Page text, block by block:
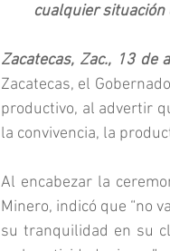
cualquier
Zacatecas, Zac., 13 de
Zacatecas, el
productivo, al advertir
la convivencia, la
Al encabezar la
Minero, indicó que “no
su tranquilidad en su